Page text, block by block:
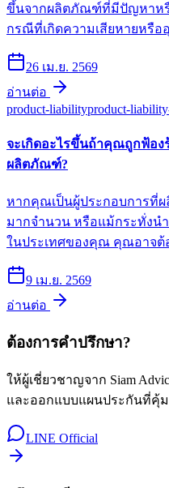
ขึ้นจากผลิตภัณฑ์ที่มีปัญหาหรื
กรณีที่เกิดความเสียหายหรือ
26 เม.ย. 2569
อ่านต่อ
product-liabilityproduct-
จะเกิดอะไรขึ้นถ้าคุณถูกฟ้อ
ผลิตภัณฑ์?
หากคุณเป็นผู้ประกอบการที่
มากจำนวน หรือแม้กระทั่งน
ในประเทศของคุณ คุณอาจต้
9 เม.ย. 2569
อ่านต่อ
ต้องการคำปรึกษา?
ให้ผู้เชี่ยวชาญจาก Siam
และออกแบบแผนประกันที่คุ้
LINE Official